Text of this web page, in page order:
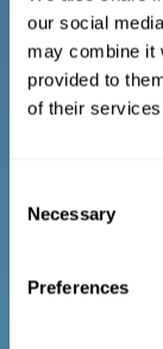
our social
may combine it
provided to
of their
Selection
Necessary
Preferences
العام. يجمع
بدنية
والحسية)